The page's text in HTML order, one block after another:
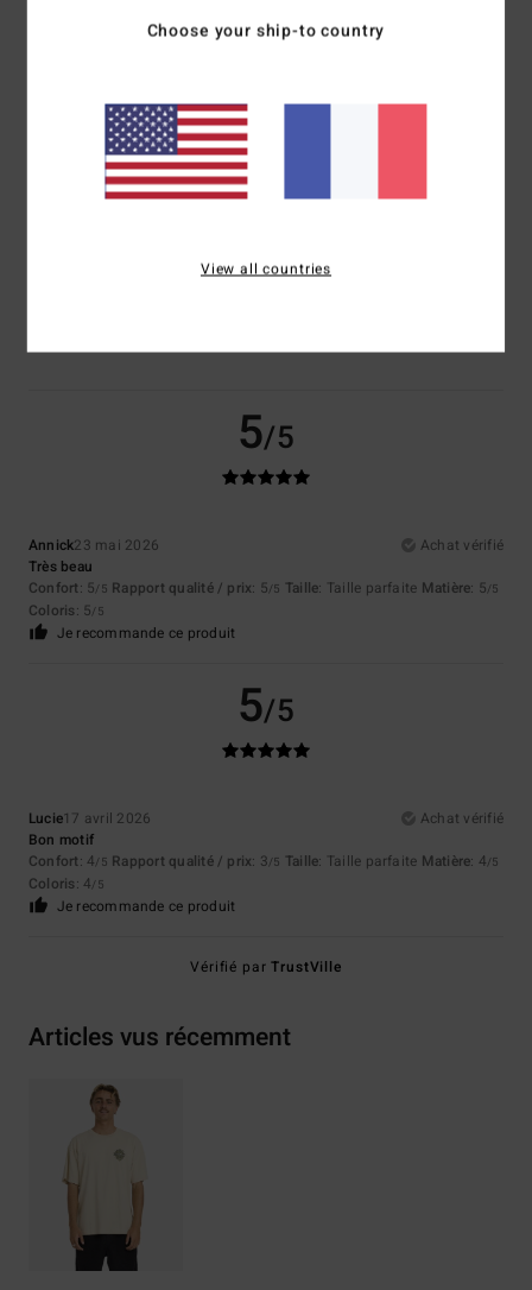
Taille
4.5
Coloris
5/5
Annick23 mai 2026
Achat vérifié
Très beau
Confort: 5/5 Rapport qualité / prix: 5/5 Taille: Taille parfaite Matière: 5/5
Coloris: 5/5
Je recommande ce produit
5/5
Lucie17 avril 2026
Achat vérifié
Bon motif
Confort: 4/5 Rapport qualité / prix: 3/5 Taille: Taille parfaite Matière: 4/5
Coloris: 4/5
Je recommande ce produit
Vérifié parTrustVille
Articles vus récemment
Choose your ship-to country
View all countries